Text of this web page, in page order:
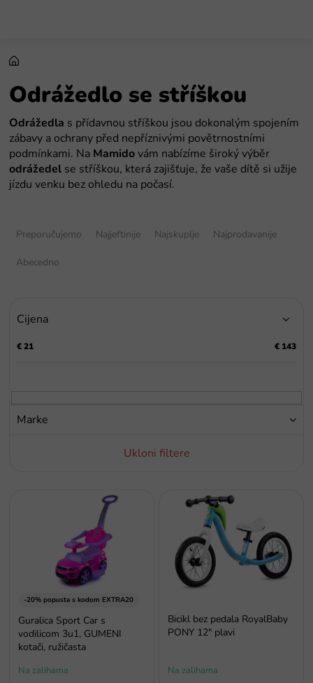
Odrážedlo se stříškou
Odrážedla s přídavnou stříškou jsou dokonalým spojením
zábavy a ochrany před nepříznivými povětrnostními
podmínkami. Na Mamidovám nabízíme široký výběr
odrážedel se stříškou, která zajišťuje, že vaše dítě si užije
jízdu venku bez ohledu na počasí.
Preporučujemo Najjeftinije Najskuplje Najprodavanije
Abecedno
Cijena
€21 € 143
Marke
Ukloni filtere
-20% popusta s kodom EXTRA20
Guralica Sport Car s
vodilicom 3u1, GUMENI
kotači, ružičasta
Na zalihama
Bicikl bez pedala RoyalBaby
PONY 12" plavi
Na zalihama